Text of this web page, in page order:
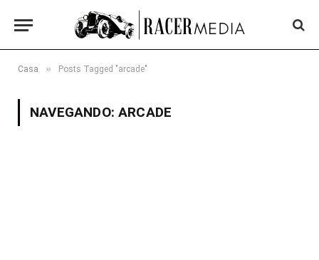
Casa » Posts Tagged "arcade"
NAVEGANDO:ARCADE